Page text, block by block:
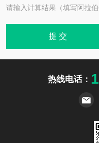
请输入计算结果（填写阿拉
热线电话：